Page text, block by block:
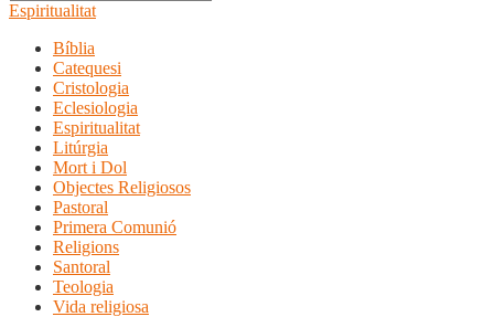
Espiritualitat
Bíblia
Catequesi
Cristologia
Eclesiologia
Espiritualitat
Litúrgia
Mort i Dol
Objectes Religiosos
Pastoral
Primera Comunió
Religions
Santoral
Teologia
Vida religiosa